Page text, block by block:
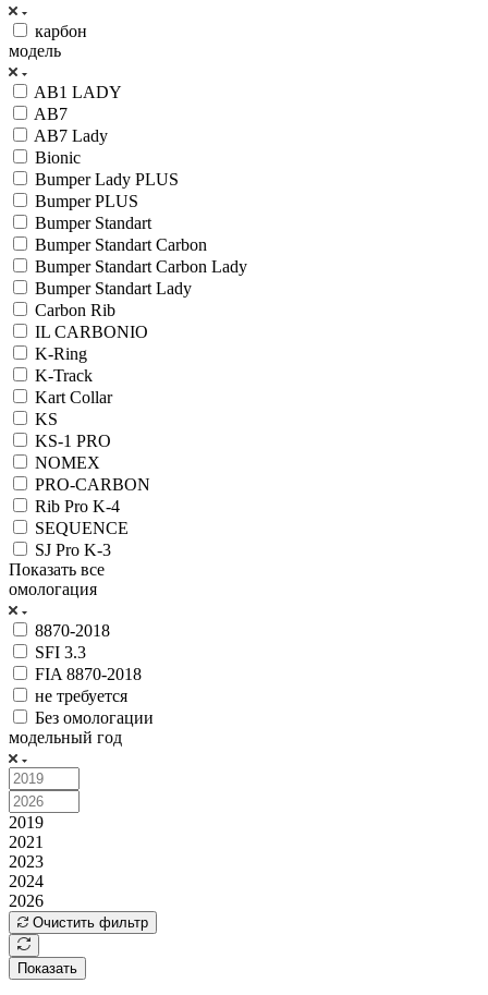
карбон
модель
AB1 LADY
AB7
AB7 Lady
Bionic
Bumper Lady PLUS
Bumper PLUS
Bumper Standart
Bumper Standart Carbon
Bumper Standart Carbon Lady
Bumper Standart Lady
Carbon Rib
IL CARBONIO
K-Ring
K-Track
Kart Collar
KS
KS-1 PRO
NOMEX
PRO-CARBON
Rib Pro K-4
SEQUENCE
SJ Pro K-3
Показать все
омологация
8870-2018
SFI 3.3
FIA 8870-2018
не требуется
Без омологации
модельный год
2019
2021
2023
2024
2026
Очистить фильтр
Показать